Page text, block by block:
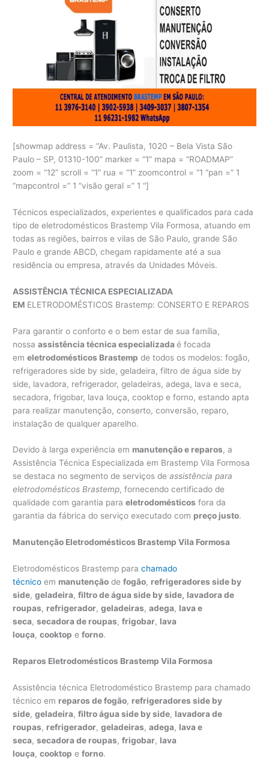
[showmap address = “Av. Paulista, 1020 – Bela Vista São
Paulo – SP, 01310-100” marker = “1” mapa = “ROADMAP”
zoom = “12” scroll = “1” rua = “1” zoomcontrol = “1 “pan =” 1
“mapcontrol =” 1 “visão geral =” 1 “]
Técnicos especializados, experientes e qualificados para cada
tipo de eletrodomésticos Brastemp Vila Formosa, atuando em
todas as regiões, bairros e vilas de São Paulo, grande São
Paulo e grande ABCD, chegam rapidamente até a sua
residência ou empresa, através da Unidades Móveis.
ASSISTÊNCIA TÉCNICA ESPECIALIZADA
EM ELETRODOMÉSTICOS Brastemp: CONSERTO E REPAROS
Para garantir o conforto e o bem estar de sua família,
nossaassistência técnica especializadaé focada
emeletrodomésticos Brastemp de todos os modelos: fogão,
refrigeradores side by side, geladeira, filtro de água side by
side, lavadora, refrigerador, geladeiras, adega, lava e seca,
secadora, frigobar, lava louça, cooktop e forno, estando apta
para realizar manutenção, conserto, conversão, reparo,
instalação de qualquer aparelho.
Devido à larga experiência em manutenção e reparos, a
Assistência Técnica Especializada em Brastemp Vila Formosa
se destaca no segmento de serviços deassistência para
eletrodomésticos Brastemp, fornecendo certificado de
qualidade com garantia paraeletrodomésticos fora da
garantia da fábrica do serviço executado com preço justo.
Manutenção Eletrodomésticos Brastemp Vila Formosa
Eletrodomésticos Brastemp parachamado
técnico em manutenção defogão, refrigeradores side by
side,geladeira,filtro de água side by side, lavadora de
roupas, refrigerador,geladeiras,adega, lava e
seca,secadora de roupas,frigobar, lava
louça,cooktop eforno.
Reparos Eletrodomésticos Brastemp Vila Formosa
Assistência técnica Eletrodoméstico Brastemp para chamado
técnico em reparos de fogão, refrigeradores side by
side,geladeira,filtro água side by side, lavadora de
roupas, refrigerador,geladeiras,adega, lava e
seca,secadora de roupas,frigobar, lava
louça,cooktop eforno.